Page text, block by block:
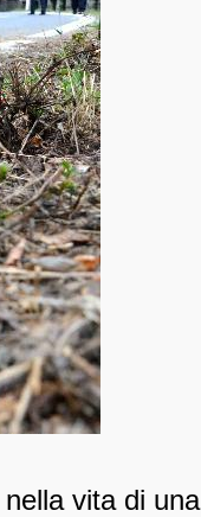
vita di una